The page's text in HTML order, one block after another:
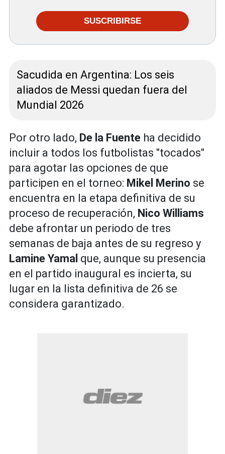
SUSCRIBIRSE
Sacudida en Argentina: Los seis
aliados de Messi quedan fuera del
Mundial 2026
Por otro lado, De la Fuente ha decidido
incluir a todos los futbolistas "tocados"
para agotar las opciones de que
participen en el torneo: Mikel Merino se
encuentra en la etapa definitiva de su
proceso de recuperación, Nico Williams
debe afrontar un periodo de tres
semanas de baja antes de su regreso y
Lamine Yamal que, aunque su presencia
en el partido inaugural es incierta, su
lugar en la lista definitiva de 26 se
considera garantizado.